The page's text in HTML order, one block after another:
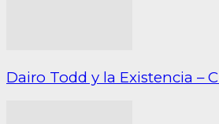
Dairo Todd y la Existencia –